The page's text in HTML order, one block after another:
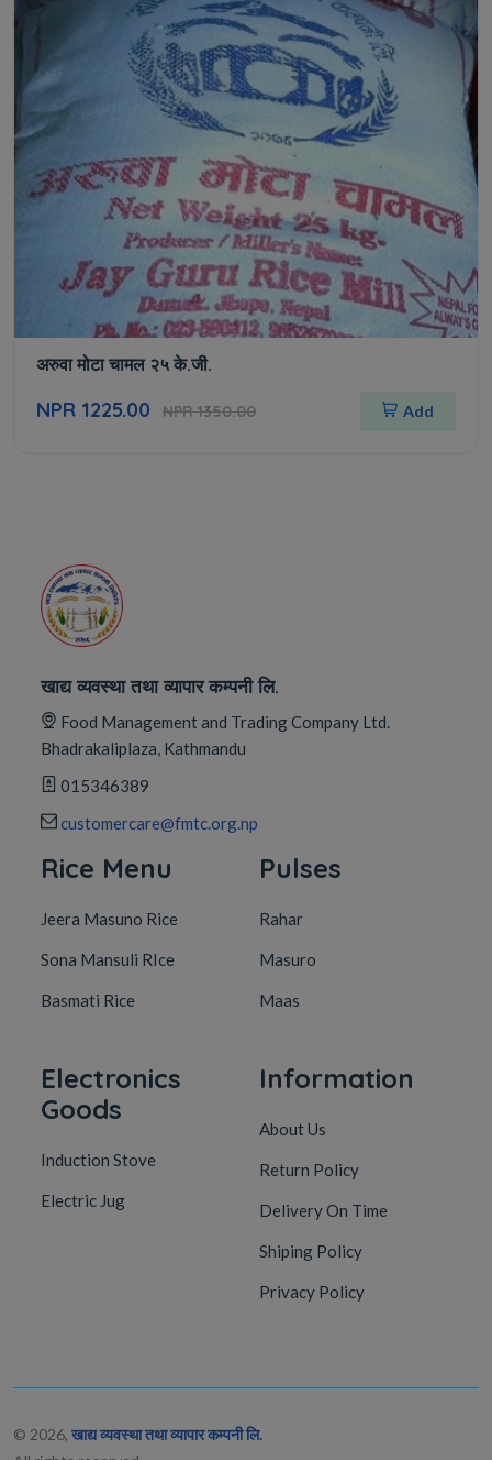
अरुवा मोटा चामल २५ के.जी.
NPR 1225.00 NPR 1350.00 Add
खाद्य व्यवस्था तथा व्यापार कम्पनी लि.
Food Management and Trading Company Ltd.
Bhadrakaliplaza, Kathmandu
015346389
customercare@fmtc.org.np
Rice Menu
Jeera Masuno Rice
Sona Mansuli RIce
Basmati Rice
Pulses
Rahar
Masuro
Maas
Electronics
Goods
Induction Stove
Electric Jug
Information
About Us
Return Policy
Delivery On Time
Shiping Policy
Privacy Policy
© 2026, खाद्य व्यवस्था तथा व्यापार कम्पनी लि.